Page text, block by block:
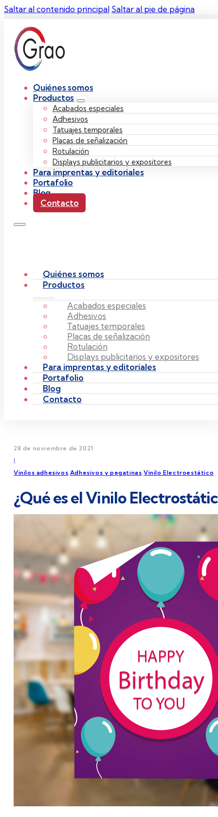
Saltar al contenido principal Saltar al pie de página
Quiénes somos
Productos
Acabados especiales
Adhesivos
Tatuajes temporales
Placas de señalización
Rotulación
Displays publicitarios y expositores
Para imprentas y editoriales
Portafolio
Blog
Contacto
Quiénes somos
Productos
Acabados especiales
Adhesivos
Tatuajes temporales
Placas de señalización
Rotulación
Displays publicitarios y expositores
Para imprentas y editoriales
Portafolio
Blog
Contacto
28 de noviembre de 2021
|
Vinilos adhesivos,Adhesivos y pegatinas,Vinilo Electroestático
¿Qué es el Vinilo